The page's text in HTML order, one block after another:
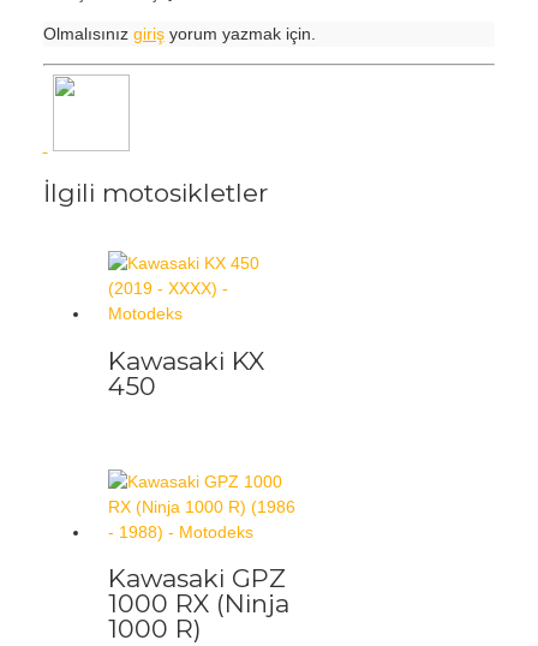
Olmalısınız girişyorum yazmak için.
İlgili motosikletler
Kawasaki KX
450
Kawasaki GPZ
1000 RX (Ninja
1000 R)